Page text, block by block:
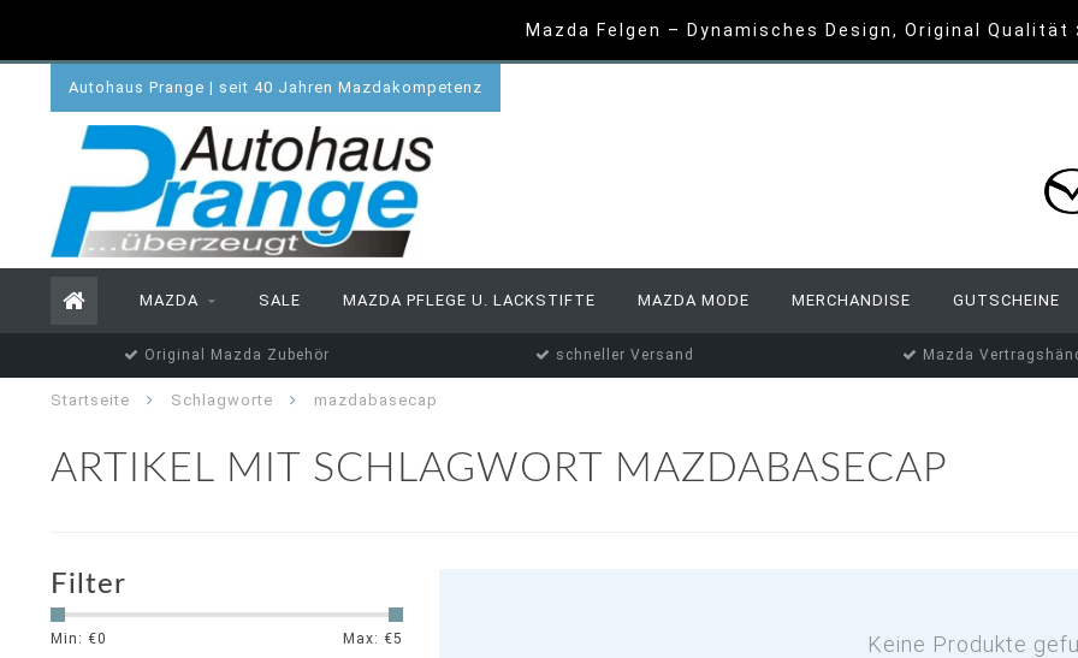
Mazda Felgen – Dynamisches Design, Original Qualität
Autohaus Prange | seit 40 Jahren Mazdakompetenz
MAZDA SALE MAZDA PFLEGE U. LACKSTIFTE MAZDA MODE MERCHANDISE GUTSCHEINE
Original Mazda Zubehör schneller Versand Mazda
Startseite Schlagworte mazdabasecap
ARTIKEL MIT SCHLAGWORT MAZDABASECAP
Filter
Min: €0 Max: €5 Keine Produkte